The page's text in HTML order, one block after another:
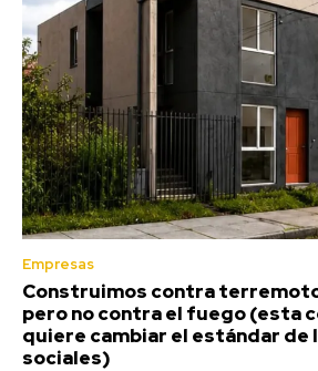
Empresas
Construimos contra
pero no contra el fuego (esta
quiere cambiar el estándar de
sociales)